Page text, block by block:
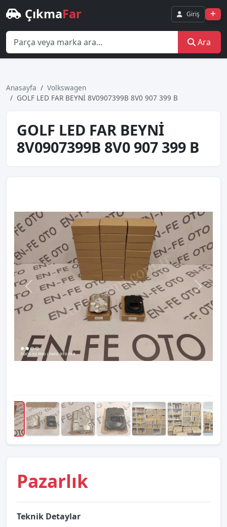
ÇıkmaFar Giriş
Ara
Anasayfa
Volkswagen
GOLF LED FAR BEYNİ 8V0907399B 8V0 907 399 B
GOLF LED FAR BEYNİ
8V0907399B 8V0 907 399 B
Pazarlık
Teknik Detaylar